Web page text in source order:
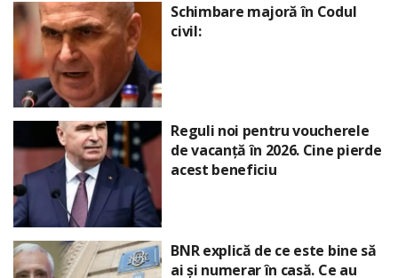
Schimbare majoră în Codul
civil:
Reguli noi pentru voucherele
de vacanță în 2026. Cine pierde
acest beneficiu
BNR explică de ce este bine să
ai și numerar în casă. Ce au